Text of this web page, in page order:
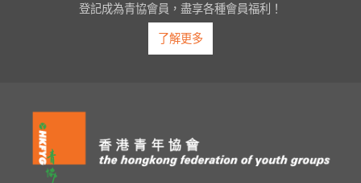
登記成為青協會員，盡享各種會員福利！
了解更多